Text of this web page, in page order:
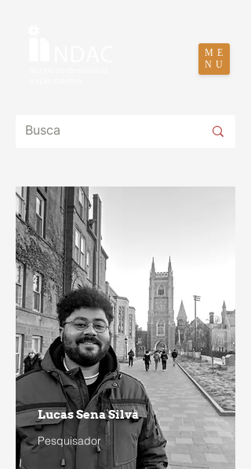
ME
NU
Lucas Sena Silva
Pesquisador